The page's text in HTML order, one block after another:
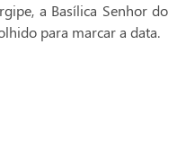
a Basílica Senhor do
para marcar a data.